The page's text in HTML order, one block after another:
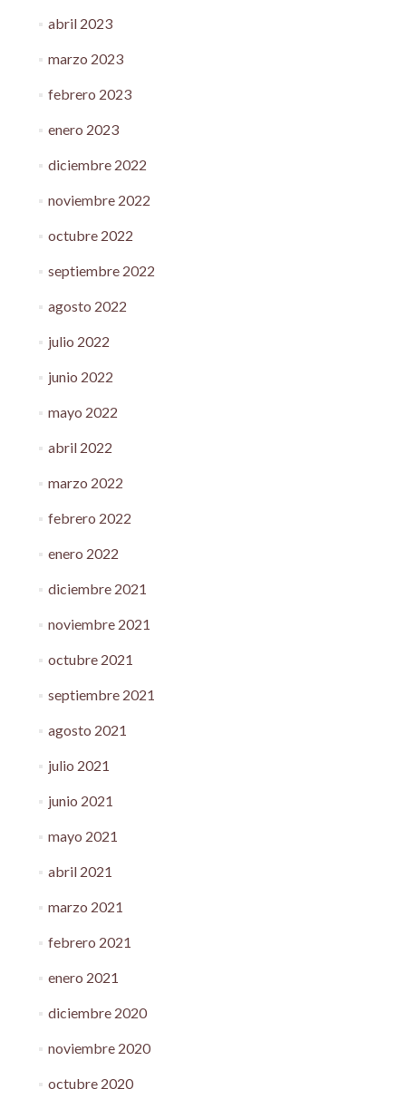
abril 2023
marzo 2023
febrero 2023
enero 2023
diciembre 2022
noviembre 2022
octubre 2022
septiembre 2022
agosto 2022
julio 2022
junio 2022
mayo 2022
abril 2022
marzo 2022
febrero 2022
enero 2022
diciembre 2021
noviembre 2021
octubre 2021
septiembre 2021
agosto 2021
julio 2021
junio 2021
mayo 2021
abril 2021
marzo 2021
febrero 2021
enero 2021
diciembre 2020
noviembre 2020
octubre 2020